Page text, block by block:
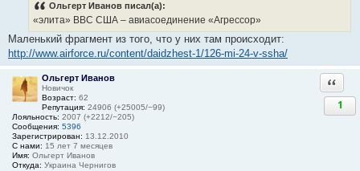
Ольгерт Иванов писал(а):
«элита» ВВС США – авиасоединение «Агрессор»
Маленький фрагмент из того, что у них там происходит:
http://www.airforce.ru/content/daidzhest-1/126-mi-24-v-ssha/
Ольгерт Иванов
Новичок
Возраст: 62
Репутация: 24906 (+25005/−99)
Лояльность: 2007 (+2212/−205)
Сообщения: 5396
Зарегистрирован: 13.12.2010
С нами: 15 лет 7 месяцев
Имя: Ольгерт Иванов
Откуда: Украина Чернигов
1